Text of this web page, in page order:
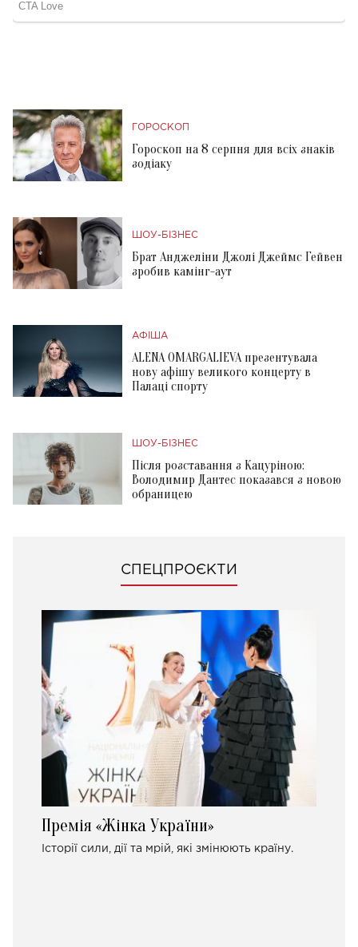
ГОРОСКОП
Гороскоп на 8 серпня для всіх знаків
зодіаку
ШОУ-БІЗНЕС
Брат Анджеліни Джолі Джеймс Гейвен
зробив камінг-аут
АФІША
ALENA OMARGALIEVA презентувала
нову афішу великого концерту в
Палаці спорту
ШОУ-БІЗНЕС
Після розставання з Кацуріною:
Володимир Дантес показався з новою
обраницею
СПЕЦПРОЄКТИ
Премія «Жінка України»
Історії сили, дії та мрій, які змінюють країну.